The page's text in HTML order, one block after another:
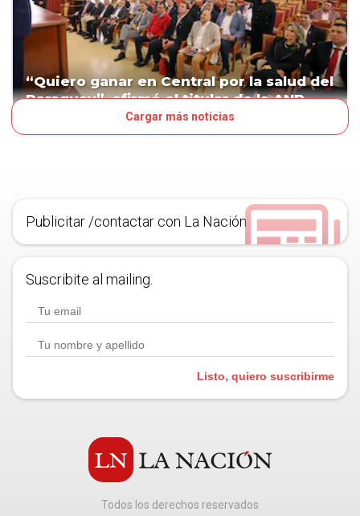
“Quiero ganar en Central por la salud del
Paraguay”, afirmó el titular de la ANR
Cargar más noticias
Publicitar /contactar con La Nación
Suscribite al mailing.
Listo, quiero suscribirme
Todos los derechos reservados